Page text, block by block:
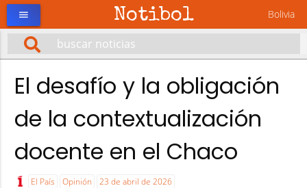
Notibol Bolivia
menu
El desafío y la obligación
de la contextualización
docente en el Chaco
El País Opinión 23 de abril de 2026